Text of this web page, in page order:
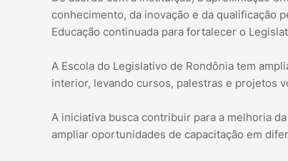
conhecimento, da inovação e da qualificação
Educação continuada para fortalecer o
A Escola do Legislativo de Rondônia tem
interior, levando cursos, palestras e projetos
A iniciativa busca contribuir para a melhoria
ampliar oportunidades de capacitação em